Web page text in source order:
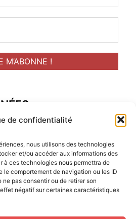
de confidentialité
nous utilisons des technologies
et/ou accéder aux informations des
à ces technologies nous permettra de
le comportement de navigation ou les ID
pas consentir ou de retirer son
négatif sur certaines caractéristiques
cap-ferret.fr